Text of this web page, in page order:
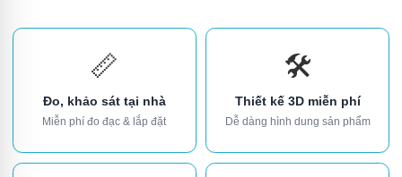
📏
Đo, khảo sát tại nhà
Miễn phí đo đạc & lắp đặt
🛠️
Thiết kế 3D miễn phí
Dễ dàng hình dung sản phẩm